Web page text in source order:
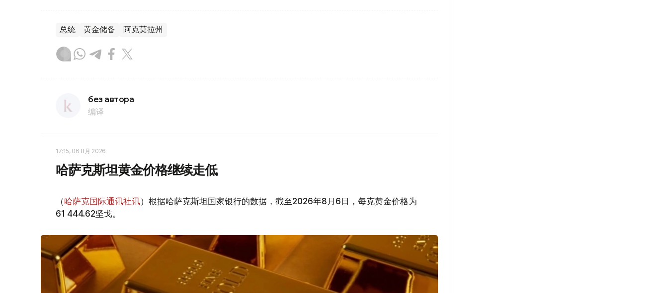
总统 黄金储备 阿克莫拉州
без автора
编译
17:15, 06 8月 2026
哈萨克斯坦黄金价格继续走低
（哈萨克国际通讯社讯）根据哈萨克斯坦国家银行的数据，截至2026年8月6日，每克黄金价格为
61 444.62坚戈。